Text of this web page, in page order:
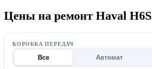
Цены на ремонт Haval H6S
КОРОБКА ПЕРЕДАЧ
Все Автомат